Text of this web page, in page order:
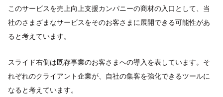
このサービスを売上向上支援カンパニーの商材の入口として、当
社のさまざまなサービスをそのお客さまに展開できる可能性があ
ると考えています。
スライド右側は既存事業のお客さまへの導入を表しています。そ
れぞれのクライアント企業が、自社の集客を強化できるツールに
なると考えています。